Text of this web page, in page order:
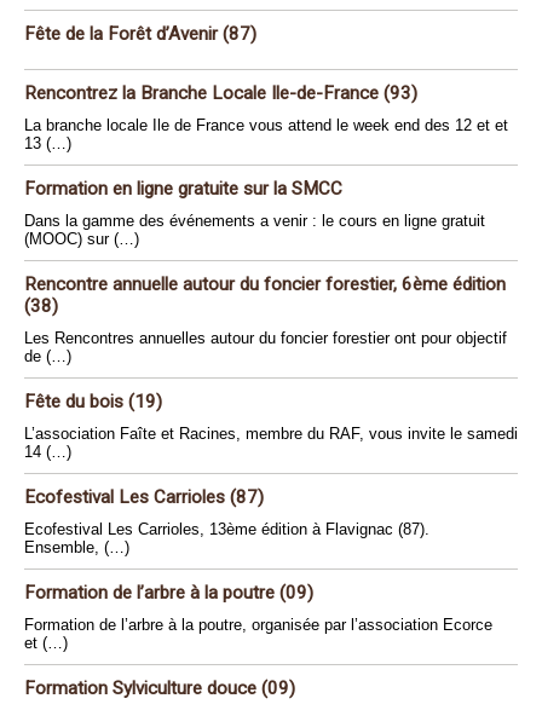
Fête de la Forêt d’Avenir (87)
Rencontrez la Branche Locale Ile-de-France (93)
La branche locale Ile de France vous attend le week end des 12 et et
13 (…)
Formation en ligne gratuite sur la SMCC
Dans la gamme des événements a venir : le cours en ligne gratuit
(MOOC) sur (…)
Rencontre annuelle autour du foncier forestier, 6ème édition
(38)
Les Rencontres annuelles autour du foncier forestier ont pour objectif
de (…)
Fête du bois (19)
L’association Faîte et Racines, membre du RAF, vous invite le samedi
14 (…)
Ecofestival Les Carrioles (87)
Ecofestival Les Carrioles, 13ème édition à Flavignac (87).
Ensemble, (…)
Formation de l’arbre à la poutre (09)
Formation de l’arbre à la poutre, organisée par l’association Ecorce
et (…)
Formation Sylviculture douce (09)